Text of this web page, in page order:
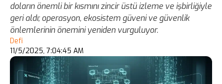
doların önemli bir kısmını zincir üstü izleme ve işbirliğiyle
geri aldı; operasyon, ekosistem güveni ve güvenlik
önlemlerinin önemini yeniden vurguluyor.
Defi
11/5/2025, 7:04:45 AM